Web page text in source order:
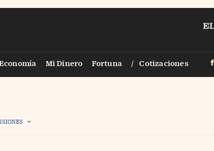
Mi Dinero Fortuna Cotizaciones
Infografías